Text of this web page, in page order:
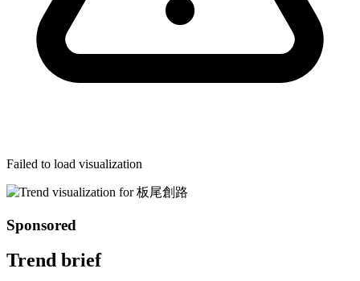
Failed to load visualization
Sponsored
Trend brief